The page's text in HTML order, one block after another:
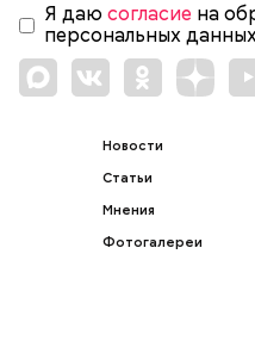
Я даю согласие на
персональных
Новости
Статьи
Мнения
Фотогалереи